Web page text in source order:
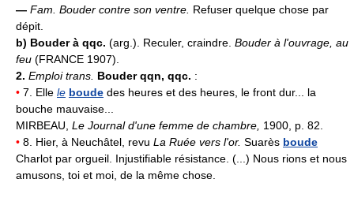
— Fam. Bouder contre son ventre. Refuser quelque chose par
dépit.
b) Bouder à qqc. (arg.). Reculer, craindre. Bouder à l'ouvrage, au
feu (FRANCE 1907).
2. Emploi trans. Bouder qqn, qqc. :
• 7. Elle le boude des heures et des heures, le front dur... la
bouche mauvaise...
MIRBEAU, Le Journal d'une femme de chambre, 1900, p. 82.
• 8. Hier, à Neuchâtel, revu La Ruée vers l'or. Suarès boude
Charlot par orgueil. Injustifiable résistance. (...) Nous rions et nous
amusons, toi et moi, de la même chose.